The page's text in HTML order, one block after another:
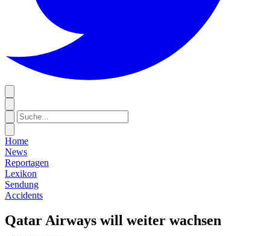
Home
News
Reportagen
Lexikon
Sendung
Accidents
Qatar Airways will weiter wachsen